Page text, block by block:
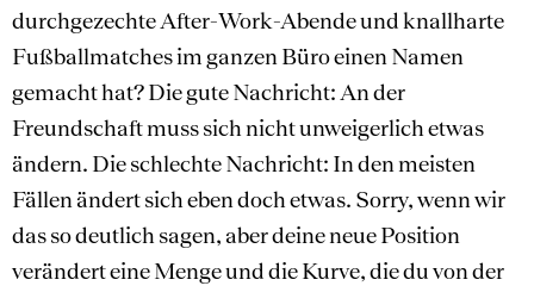
durchgezechte After-Work-Abende und knallharte
Fußballmatches im ganzen Büro einen Namen
gemacht hat? Die gute Nachricht: An der
Freundschaft muss sich nicht unweigerlich etwas
ändern. Die schlechte Nachricht: In den meisten
Fällen ändert sich eben doch etwas. Sorry, wenn wir
das so deutlich sagen, aber deine neue Position
verändert eine Menge und die Kurve, die du von der